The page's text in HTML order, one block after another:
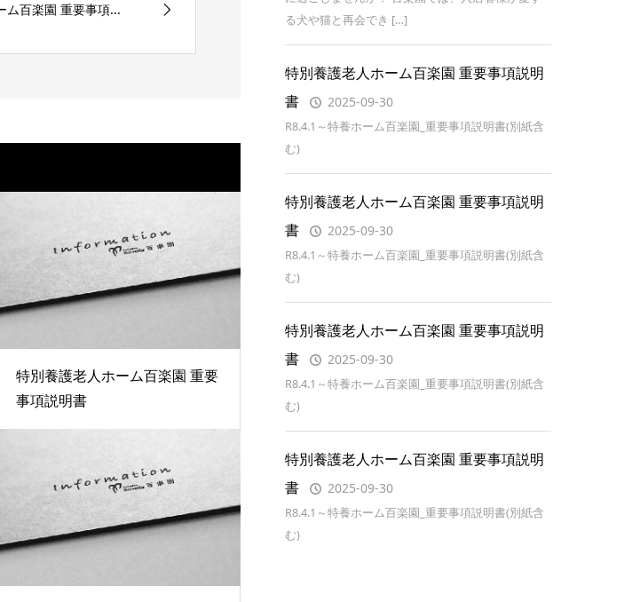
ム百楽園 重要事項...
特別養護老人ホーム百楽園 重要
事項説明書
る犬や猫と再会でき […]
特別養護老人ホーム百楽園 重要事項説明
書
2025-09-30
R8.4.1～特養ホーム百楽園_重要事項説明書(別紙含
む)
特別養護老人ホーム百楽園 重要事項説明
書
2025-09-30
R8.4.1～特養ホーム百楽園_重要事項説明書(別紙含
む)
特別養護老人ホーム百楽園 重要事項説明
書
2025-09-30
R8.4.1～特養ホーム百楽園_重要事項説明書(別紙含
む)
特別養護老人ホーム百楽園 重要事項説明
書
2025-09-30
R8.4.1～特養ホーム百楽園_重要事項説明書(別紙含
む)